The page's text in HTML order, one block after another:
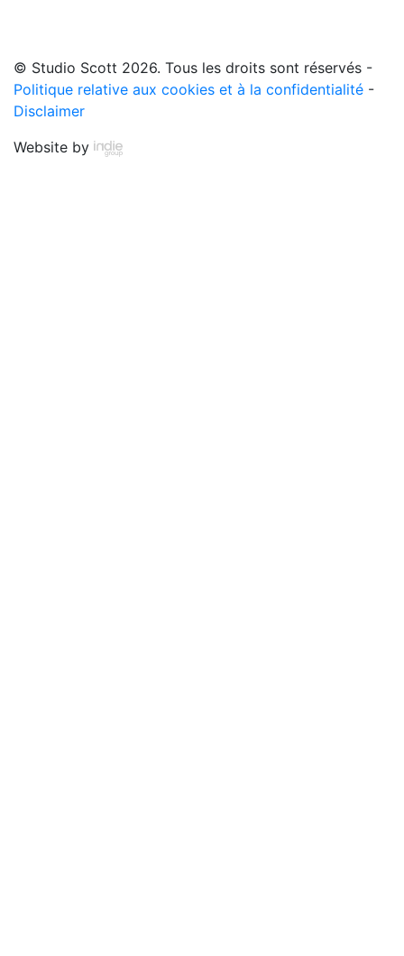
© Studio Scott 2026. Tous les droits sont réservés -
Politique relative aux cookies et à la confidentialité -
Disclaimer
Website by